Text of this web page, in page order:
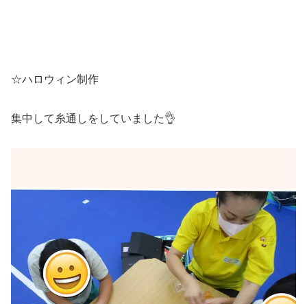
☆ハロウィン制作
集中して糸通しをしていました👌